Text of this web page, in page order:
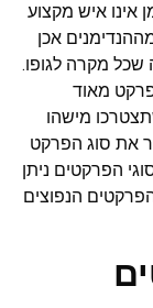
אינו איש מקצוע
אכן
שכל מקרה לגופו.
מאוד
מישהו
את סוג הפרקט
הפרקטים ניתן
הנפוצים